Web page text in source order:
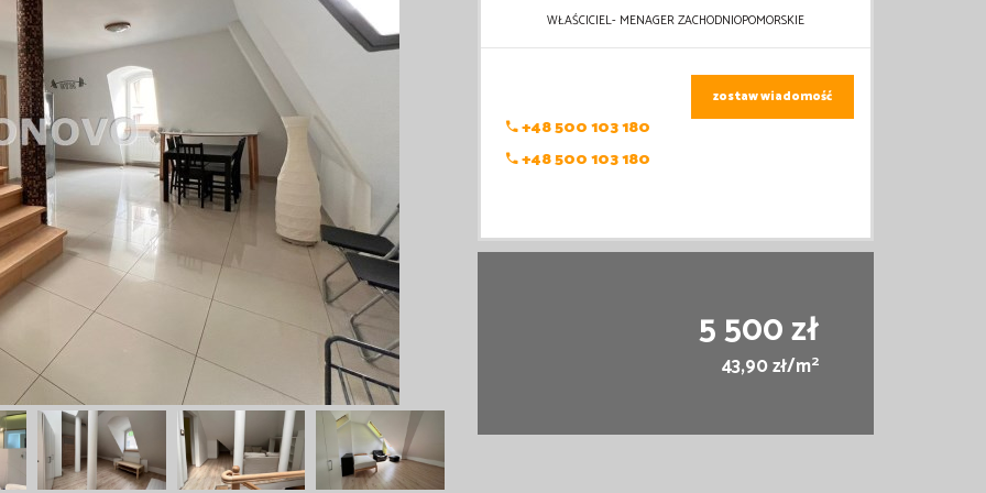
WŁAŚCICIEL- MENAGER ZACHODNIOPOMORSKIE
+48 500 103 180
+48 500 103 180
zostaw wiadomość
5 500 zł
43,90 zł/m2